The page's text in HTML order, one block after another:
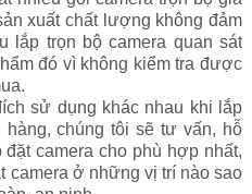
xuất chất lượng không đảm
lắp trọn bộ camera quan sát
đó vì không kiểm tra được
sử dụng khác nhau khi lắp
hàng, chúng tôi sẽ tư vấn, hỗ
camera cho phù hợp nhất,
camera ở những vị trí nào sao